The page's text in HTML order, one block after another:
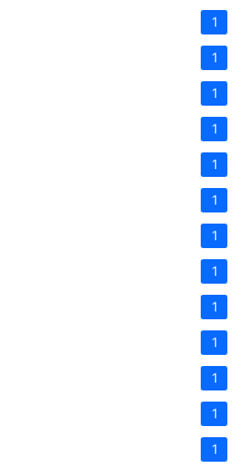
1
1
1
1
1
1
1
1
1
1
1
1
1